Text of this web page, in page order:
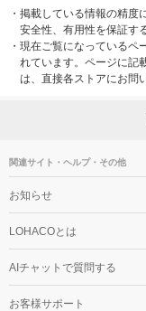
・ 掲載している情報の精度
安全性、有用性を保証す
・ 現在ご覧になっているペ
れています。ページに記
は、直接各ストアにお問
関連サイト・ヘルプ・その他
お知らせ
LOHACOとは
AIチャットで質問する
お客様サポート